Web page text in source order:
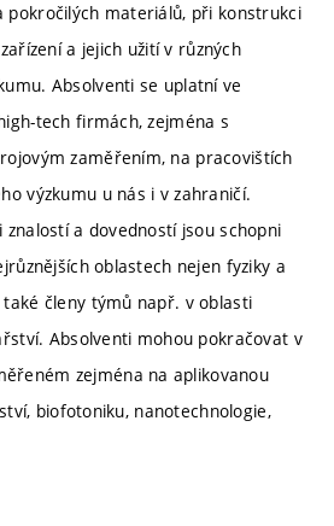
pokročilých materiálů, při konstrukci
a jejich užití v různých
Absolventi se uplatní ve
tech firmách, zejména s
zaměřením, na pracovištích
výzkumu u nás i v zahraničí.
znalostí a dovedností jsou schopni
oblastech nejen fyziky a
členy týmů např. v oblasti
Absolventi mohou pokračovat v
zejména na aplikovanou
biofotoniku, nanotechnologie,